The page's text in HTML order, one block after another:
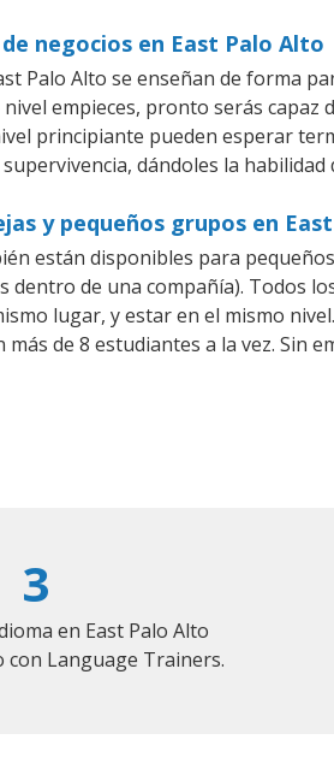
negocios en East Palo Alto
Palo Alto se enseñan de forma
empieces, pronto serás
principiante pueden esperar
dándoles la
y pequeños grupos en
están disponibles para
dentro de una compañía). Todos
lugar, y estar en el mismo
más de 8 estudiantes a la vez.
3
en East Palo Alto
con Language Trainers.